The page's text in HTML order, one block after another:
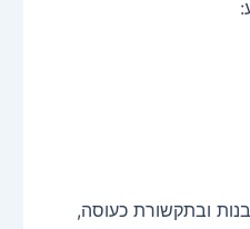
ובתקשורת כעוסה,